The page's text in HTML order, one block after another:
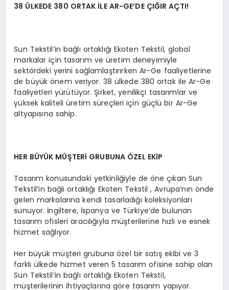
38 ÜLKEDE 380 ORTAK İLE AR-GE’DE ÇIĞIR AÇTI!
Sun Tekstil’in bağlı ortaklığı Ekoten Tekstil, global
markalar için tasarım ve üretim deneyimiyle
sektördeki yerini sağlamlaştırırken Ar-Ge faaliyetlerine
de büyük önem veriyor. 38 ülkede 380 ortak ile Ar-Ge
faaliyetleri yürütüyor. Şirket, yenilikçi tasarımlar ve
yüksek kaliteli üretim süreçleri için güçlü bir Ar-Ge
altyapısına sahip.
HER BÜYÜK MÜŞTERİ GRUBUNA ÖZEL EKİP
Tasarım konusundaki yetkinliğiyle de öne çıkan Sun
Tekstil’in bağlı ortaklığı Ekoten Tekstil , Avrupa’nın önde
gelen markalarına kendi tasarladığı koleksiyonları
sunuyor. İngiltere, İspanya ve Türkiye’de bulunan
tasarım ofisleri aracılığıyla müşterilerine hızlı ve esnek
hizmet sağlıyor.
Her büyük müşteri grubuna özel bir satış ekibi ve 3
farklı ülkede hizmet veren 5 tasarım ofisine sahip olan
Sun Tekstil’in bağlı ortaklığı Ekoten Tekstil,
müşterilerinin ihtiyaçlarına göre tasarım yapıyor.